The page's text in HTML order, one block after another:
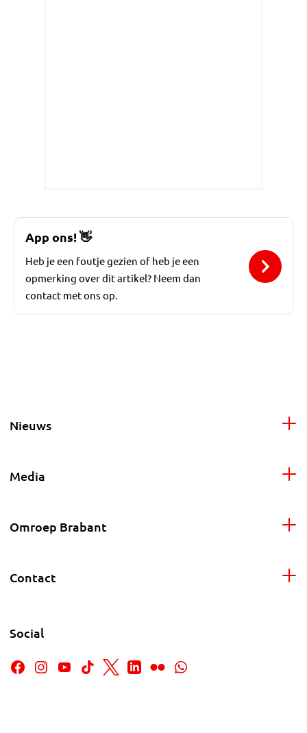
App ons!👋
Heb je een foutje gezien of heb je een
opmerking over dit artikel? Neem dan
contact met ons op.
Nieuws
Media
Omroep Brabant
Contact
Social